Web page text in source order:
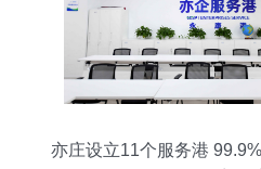
亦庄设立11个服务港